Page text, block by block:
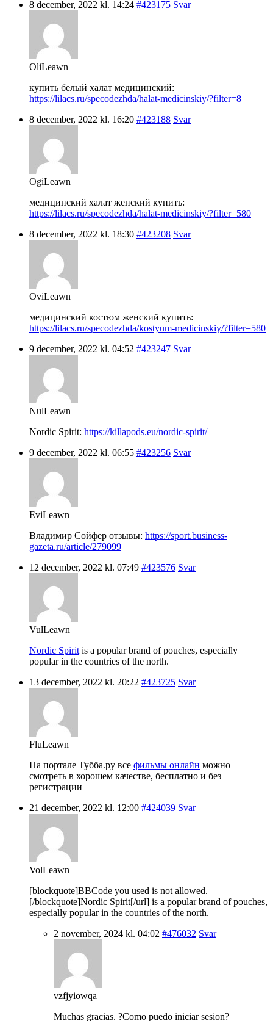
8 december, 2022 kl. 14:24 #423175 Svar
OliLeawn
купить белый халат медицинский:
https://lilacs.ru/specodezhda/halat-medicinskiy/?filter=8
8 december, 2022 kl. 16:20 #423188 Svar
OgiLeawn
медицинский халат женский купить:
https://lilacs.ru/specodezhda/halat-medicinskiy/?filter=580
8 december, 2022 kl. 18:30 #423208 Svar
OviLeawn
медицинский костюм женский купить:
https://lilacs.ru/specodezhda/kostyum-medicinskiy/?filter=580
9 december, 2022 kl. 04:52 #423247 Svar
NulLeawn
Nordic Spirit: https://killapods.eu/nordic-spirit/
9 december, 2022 kl. 06:55 #423256 Svar
EviLeawn
Владимир Сойфер отзывы: https://sport.business-
gazeta.ru/article/279099
12 december, 2022 kl. 07:49 #423576 Svar
VulLeawn
Nordic Spirit is a popular brand of pouches, especially
popular in the countries of the north.
13 december, 2022 kl. 20:22 #423725 Svar
FluLeawn
На портале Тубба.ру все фильмы онлайн можно
смотреть в хорошем качестве, бесплатно и без
регистрации
21 december, 2022 kl. 12:00 #424039 Svar
VolLeawn
[blockquote]BBCode you used is not allowed.
[/blockquote]Nordic Spirit[/url] is a popular brand of pouches,
especially popular in the countries of the north.
2 november, 2024 kl. 04:02 #476032 Svar
vzfjyiowqa
Muchas gracias. ?Como puedo iniciar sesion?